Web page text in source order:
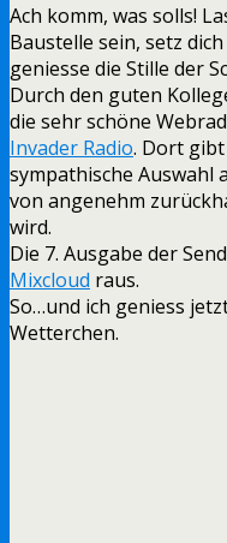
Ach komm, was solls!
Baustelle sein, setz
geniesse die Stille der
Durch den guten
die sehr schöne
Invader Radio. Dort
sympathische Auswahl
von angenehm
wird.
Die 7. Ausgabe der
Mixcloud raus.
So…und ich geniess
Wetterchen.